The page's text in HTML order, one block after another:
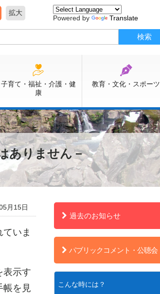
拡大
Powered by Translate
子育て・福祉・介護・健
康
教育・文化・スポーツ
ありません－
月15日
いま
表示す
帳を見
過去のお知らせ
パブリックコメント・公聴会
こんな時には？